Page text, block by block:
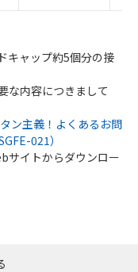
キャップ約5個分の接
な内容につきまして
ン主義！よくあるお問
021）
サイトからダウンロー